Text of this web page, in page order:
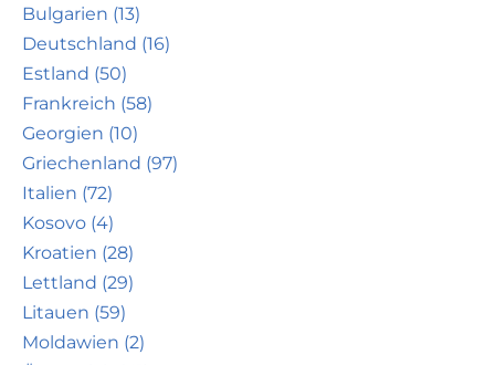
Bulgarien (13)
Deutschland (16)
Estland (50)
Frankreich (58)
Georgien (10)
Griechenland (97)
Italien (72)
Kosovo (4)
Kroatien (28)
Lettland (29)
Litauen (59)
Moldawien (2)